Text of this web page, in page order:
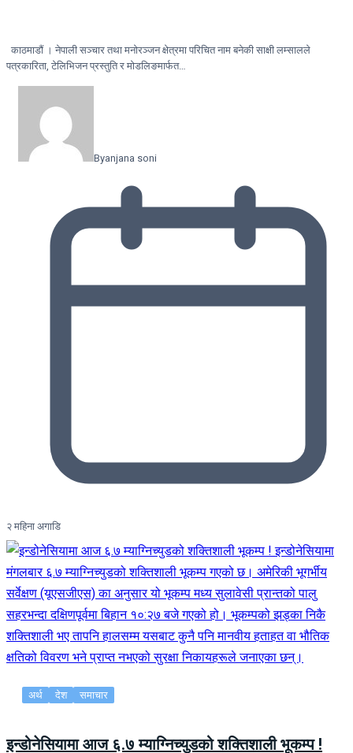
काठमाडौं । नेपाली सञ्चार तथा मनोरञ्जन क्षेत्रमा परिचित नाम बनेकी साक्षी लम्सालले
पत्रकारिता, टेलिभिजन प्रस्तुति र मोडलिङमार्फत…
Byanjana soni
२ महिना अगाडि
अर्थ देश समाचार
इन्डोनेसियामा आज ६.७ म्याग्निच्युडको शक्तिशाली भूकम्प !